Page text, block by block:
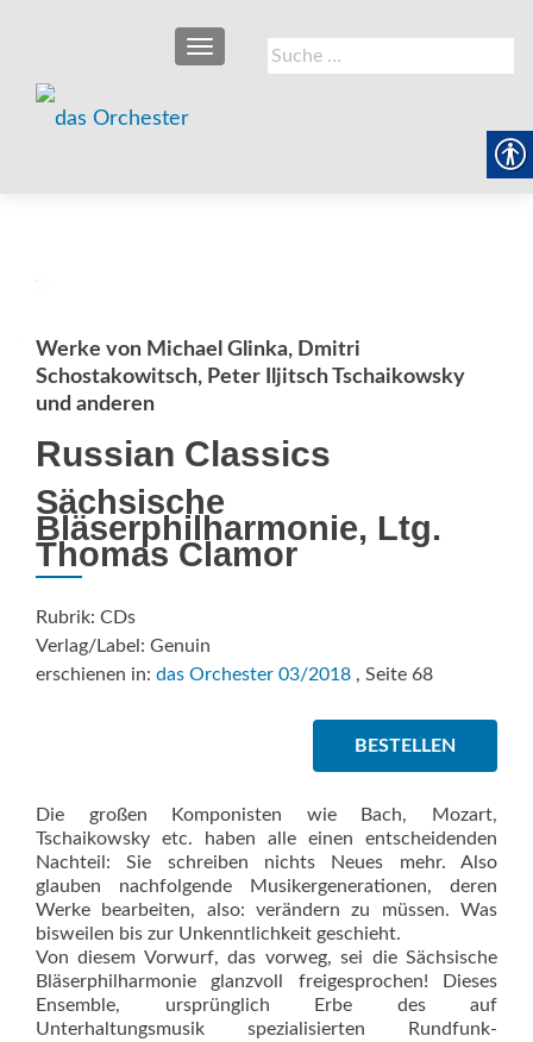
Suche
nach:
SCHALTE NAVIGATION
Werke von Michael Glinka, Dmitri
Schostakowitsch, Peter Iljitsch Tschaikowsky
und anderen
Russian Classics
Sächsische
Bläserphilharmonie, Ltg.
Thomas Clamor
Rubrik: CDs
Verlag/Label: Genuin
erschienen in: das Orchester 03/2018 , Seite 68
BESTELLEN
Die großen Komponisten wie Bach, Mozart,
Tschaikowsky etc. haben alle einen entscheidenden
Nachteil: Sie schreiben nichts Neues mehr. Also
glauben nachfolgende Musikergenerationen, deren
Werke bearbeiten, also: verändern zu müssen. Was
bisweilen bis zur Unkenntlichkeit geschieht.
Von diesem Vorwurf, das vorweg, sei die Sächsische
Bläserphilharmonie glanzvoll freigesprochen! Dieses
Ensemble, ursprünglich Erbe des auf
Unterhaltungsmusik spezialisierten Rundfunk-